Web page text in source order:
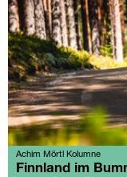
Achim Mörtl Kolumne
Finnland im